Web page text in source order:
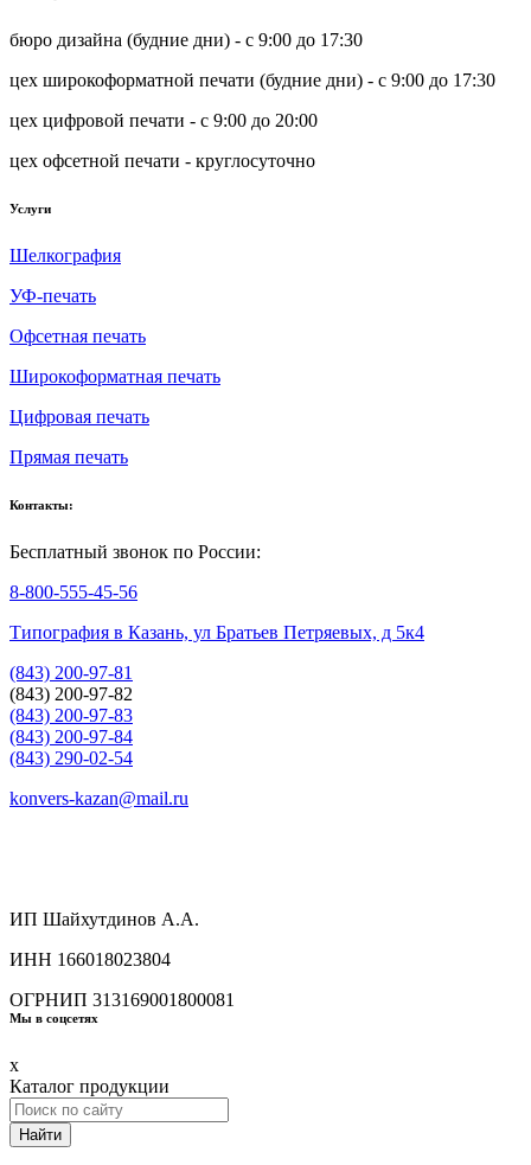
бюро дизайна (будние дни) - с 9:00 до 17:30
цех широкоформатной печати (будние дни) - с 9:00 до 17:30
цех цифровой печати - с 9:00 до 20:00
цех офсетной печати - круглосуточно
Услуги
Шелкография
УФ-печать
Офсетная печать
Широкоформатная печать
Цифровая печать
Прямая печать
Контакты:
Бесплатный звонок по России:
8-800-555-45-56
Типография в Казань, ул Братьев Петряевых, д 5к4
(843) 200-97-81
(843) 200-97-82
(843) 200-97-83
(843) 200-97-84
(843) 290-02-54
konvers-kazan@mail.ru
ИП Шайхутдинов А.А.
ИНН 166018023804
ОГРНИП 313169001800081
Мы в соцсетях
x
Каталог продукции
Найти